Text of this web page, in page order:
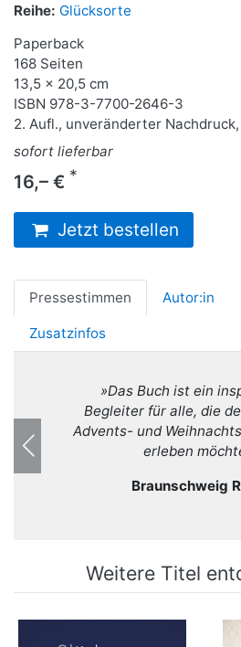
Reihe: Glücksorte
Paperback
168 Seiten
13,5 x 20,5 cm
ISBN 978-3-7700-2646-3
2. Aufl., unveränderter
sofort lieferbar
16,– € *
Jetzt bestellen
Pressestimmen Autor:in
Zusatzinfos
»Das Buch ist ein
Begleiter für alle, die
Advents- und
erleben
Braunschweig
Previous
Weitere Titel